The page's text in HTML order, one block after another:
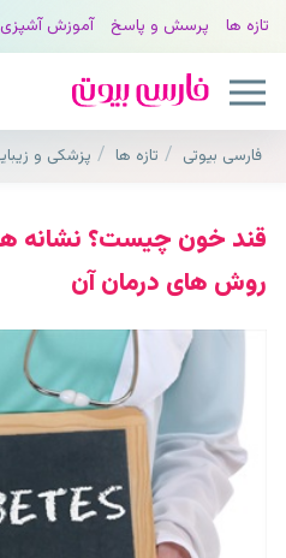
تازه ها پرسش و پاسخ آموزش آشپزی
فارسی بیوتی تازه ها پزشکی و
قند خون چیست؟ نشانه
روش های درمان آن